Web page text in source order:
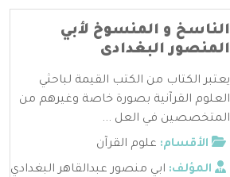
الناسخ و المنسوخ لأبي
المنصور البغدادى
يعتبر الكتاب من الكتب القيمة لباحثي
العلوم القرآنية بصورة خاصة وغيرهم من
المتخصصين في العل ...
الأقسام: علوم القرآن
المؤلف: ابي منصور عبدالقاهر البغدادي